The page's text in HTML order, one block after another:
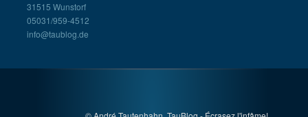
31515 Wunstorf
05031/959-4512
info@taublog.de